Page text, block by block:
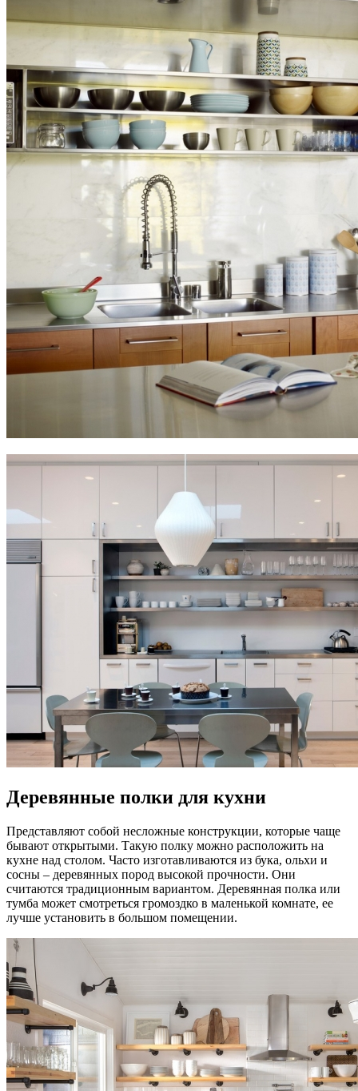
Деревянные полки для кухни
Представляют собой несложные конструкции, которые чаще
бывают открытыми. Такую полку можно расположить на
кухне над столом. Часто изготавливаются из бука, ольхи и
сосны – деревянных пород высокой прочности. Они
считаются традиционным вариантом. Деревянная полка или
тумба может смотреться громоздко в маленькой комнате, ее
лучше установить в большом помещении.